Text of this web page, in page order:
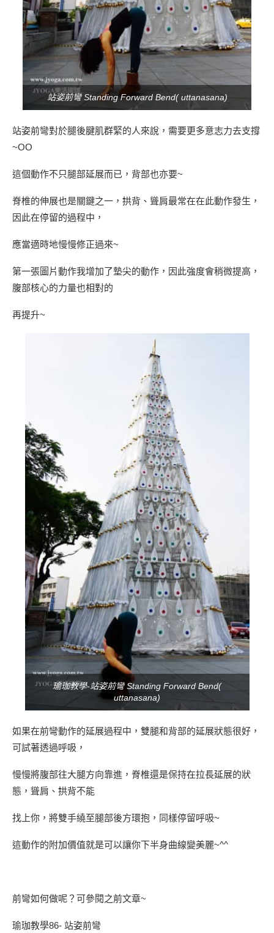
站姿前彎 Standing Forward Bend( uttanasana)
站姿前彎對於腿後腱肌群緊的人來說，需要更多意志力去支撐
~OO
這個動作不只腿部延展而已，背部也亦要~
脊椎的伸展也是關鍵之一，拱背、聳肩最常在在此動作發生，
因此在停留的過程中，
應當適時地慢慢修正過來~
第一張圖片動作我增加了墊尖的動作，因此強度會稍微提高，
腹部核心的力量也相對的
再提升~
瑜珈教學-站姿前彎 Standing Forward Bend(
uttanasana)
如果在前彎動作的延展過程中，雙腿和背部的延展狀態很好，
可試著透過呼吸，
慢慢將腹部往大腿方向靠進，脊椎還是保持在拉長延展的狀
態，聳肩、拱背不能
找上你，將雙手繞至腿部後方環抱，同樣停留呼吸~
這動作的附加價值就是可以讓你下半身曲線變美麗~^^
前彎如何做呢？可參閱之前文章~
瑜珈教學86- 站姿前彎